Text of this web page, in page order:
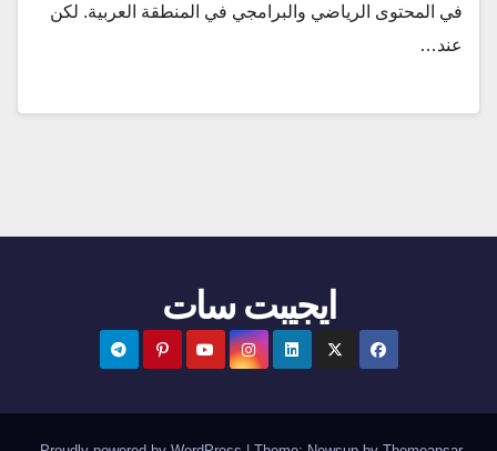
في المحتوى الرياضي والبرامجي في المنطقة العربية. لكن
عند…
ايجيبت سات